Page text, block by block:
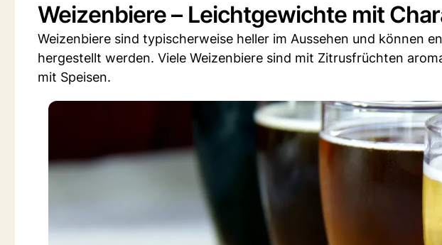
Weizenbiere – Leichtgewichte mit
Weizenbiere sind typischerweise heller im Aussehen und können
hergestellt werden. Viele Weizenbiere sind mit Zitrusfrüchten
mit Speisen.